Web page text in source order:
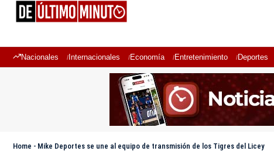
Nacionales Internacionales Economía Entretenimiento Deportes
Home - Mike Deportes se une al equipo de transmisión de los Tigres del Licey